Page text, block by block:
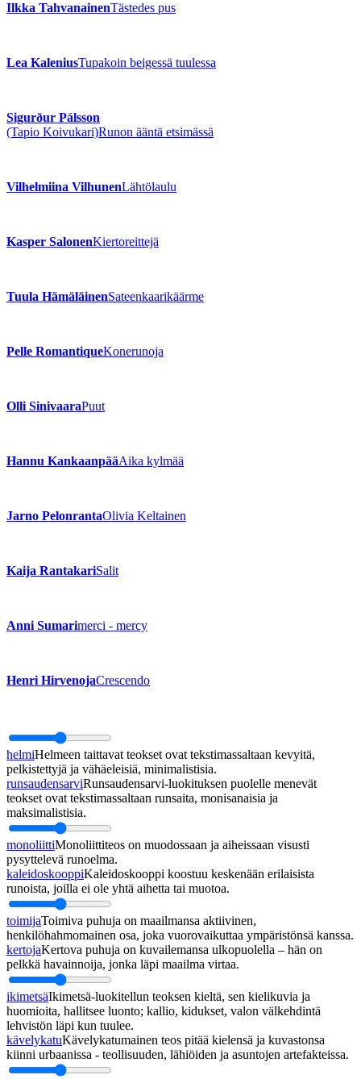
Ilkka TahvanainenTästedes pus
Lea KaleniusTupakoin beigessä tuulessa
Sigurður Pálsson
(Tapio Koivukari)Runon ääntä etsimässä
Vilhelmiina VilhunenLähtölaulu
Kasper SalonenKiertoreittejä
Tuula HämäläinenSateenkaarikäärme
Pelle RomantiqueKonerunoja
Olli SinivaaraPuut
Hannu KankaanpääAika kylmää
Jarno PelonrantaOlivia Keltainen
Kaija RantakariSalit
Anni Sumarimerci - mercy
Henri HirvenojaCrescendo
helmiHelmeen taittavat teokset ovat tekstimassaltaan kevyitä,
pelkistettyjä ja vähäeleisiä, minimalistisia.
runsaudensarviRunsaudensarvi-luokituksen puolelle menevät
teokset ovat tekstimassaltaan runsaita, monisanaisia ja
maksimalistisia.
monoliittiMonoliittiteos on muodossaan ja aiheissaan visusti
pysyttelevä runoelma.
kaleidoskooppiKaleidoskooppi koostuu keskenään erilaisista
runoista, joilla ei ole yhtä aihetta tai muotoa.
toimijaToimiva puhuja on maailmansa aktiivinen,
henkilöhahmomainen osa, joka vuorovaikuttaa ympäristönsä kanssa.
kertojaKertova puhuja on kuvailemansa ulkopuolella – hän on
pelkkä havainnoija, jonka läpi maailma virtaa.
ikimetsäIkimetsä-luokitellun teoksen kieltä, sen kielikuvia ja
huomioita, hallitsee luonto; kallio, kidukset, valon välkehdintä
lehvistön läpi kun tuulee.
kävelykatuKävelykatumainen teos pitää kielensä ja kuvastonsa
kiinni urbaanissa - teollisuuden, lähiöiden ja asuntojen artefakteissa.